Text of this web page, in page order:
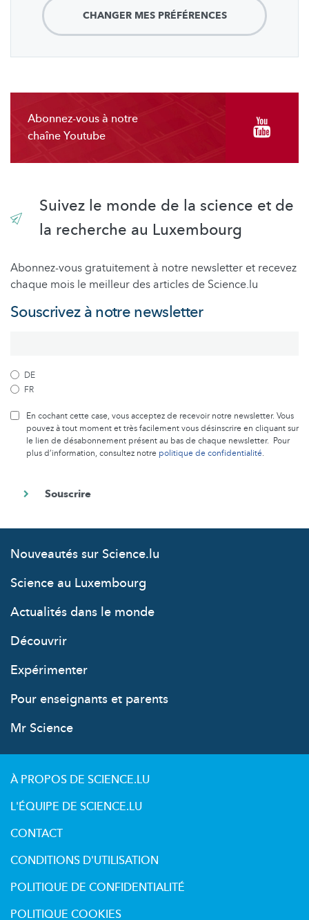
CHANGER MES PRÉFÉRENCES
Abonnez-vous à notre
chaîne Youtube
Suivez le monde de la science et de
la recherche au Luxembourg
Abonnez-vous gratuitement à notre newsletter et recevez
chaque mois le meilleur des articles de Science.lu
Souscrivez à notre newsletter
DE
FR
En cochant cette case, vous acceptez de recevoir notre newsletter. Vous
pouvez à tout moment et très facilement vous désinscrire en cliquant sur
le lien de désabonnement présent au bas de chaque newsletter. Pour
plus d’information, consultez notre politique de confidentialité.
Nouveautés sur Science.lu
Science au Luxembourg
Actualités dans le monde
Découvrir
Expérimenter
Pour enseignants et parents
Mr Science
À PROPOS DE SCIENCE.LU
L'ÉQUIPE DE SCIENCE.LU
CONTACT
CONDITIONS D'UTILISATION
POLITIQUE DE CONFIDENTIALITÉ
POLITIQUE COOKIES